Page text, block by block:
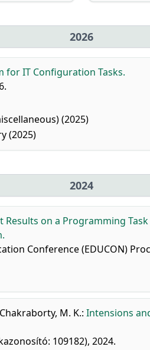
2026
for IT Configuration Tasks.
(2025)
(2025)
2024
Results on a Programming
Conference (EDUCON)
Chakraborty, M. K.: Intensions
109182), 2024.